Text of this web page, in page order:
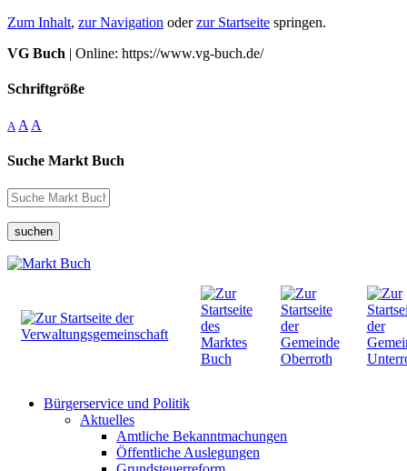
Zum Inhalt, zur Navigation oderzur Startseite springen.
VG Buch | Online: https://www.vg-buch.de/
Schriftgröße
A A A
Suche Markt Buch
suchen
Bürgerservice und Politik
Aktuelles
Amtliche Bekanntmachungen
Öffentliche Auslegungen